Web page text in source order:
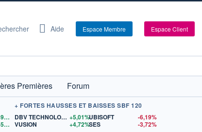
Aide Espace Membre Espace Client
Premières
Forum
79,49
$US
1,1556$US
+ FORTES HAUSSES ET BAISSES SBF 120
DBV TECHNOLOGIES +5,01%
VUSION
+4,72%
UBISOFT
-6,19%
SES
-3,72%